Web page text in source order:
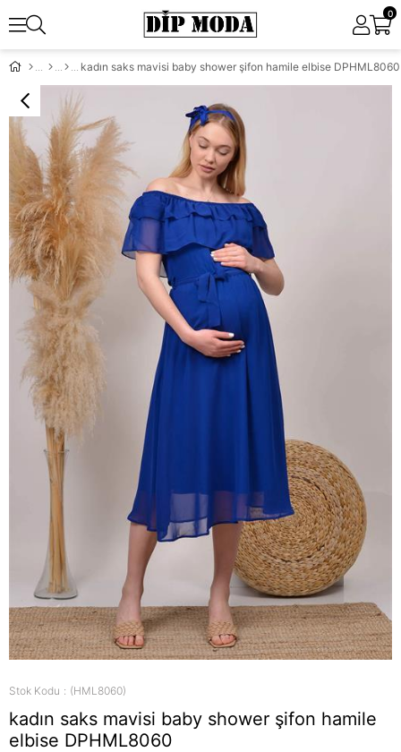
0
kadın saks mavisi baby shower şifon hamile elbise DPHML8060
Stok Kodu (HML8060)
kadın saks mavisi baby shower şifon hamile
elbise DPHML8060